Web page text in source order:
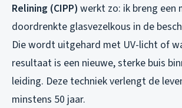
Relining (CIPP) werkt zo: ik breng een
doordrenkte glasvezelkous in de
Die wordt uitgehard met UV-licht of
resultaat is een nieuwe, sterke buis
leiding. Deze techniek verlengt de
minstens 50 jaar.